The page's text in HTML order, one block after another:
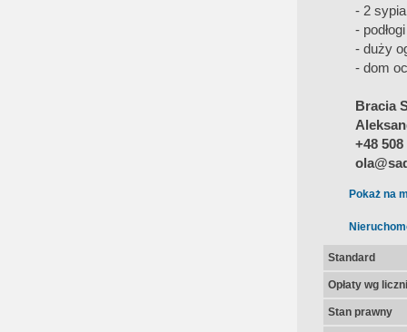
- 2
-
- duży
- dom
Bracia
+48 508
Pokaż na
Standard
Opłaty wg
Stan prawny